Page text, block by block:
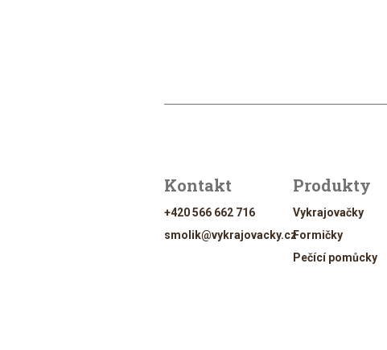
Kontakt
+420 566 662 716
smolik@vykrajovacky.cz
Produkty
Vykrajovačky
Formičky
Pečící pomůcky